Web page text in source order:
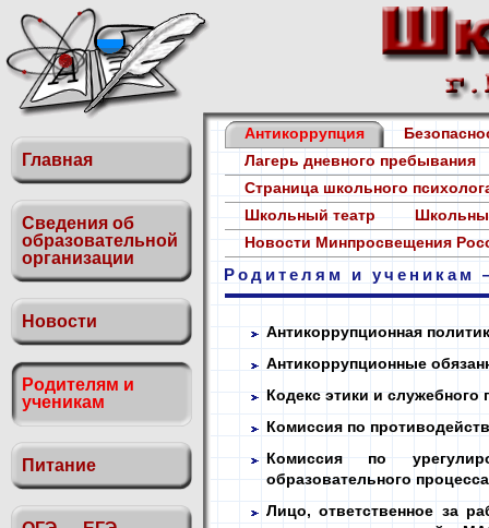
Главная
Сведения об
образовательной
организации
Новости
Родителям и
ученикам
Питание
Антикоррупция
Лагерь дневного пребывания
Страница школьного
Школьный театр
Новости Минпросвещения
Родителям и ученикам
Антикоррупционная
Антикоррупционные
Кодекс этики и
Комиссия по
Комиссия по
образовательного
Лицо, ответственное за